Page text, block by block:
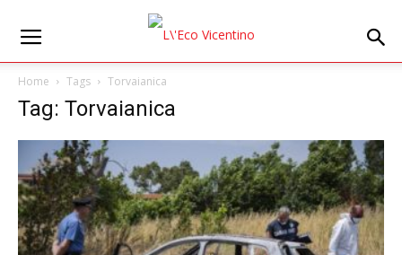
Home Tags Torvaianica
Tag: Torvaianica